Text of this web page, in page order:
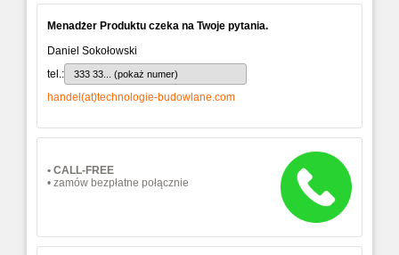
Menadżer Produktu czeka na Twoje pytania.
Daniel Sokołowski
tel.:
333 33... (pokaż numer)
handel(at)technologie-budowlane.com
• CALL-FREE
• zamów bezpłatne połącznie